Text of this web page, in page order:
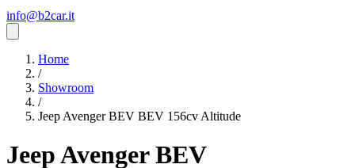
info@b2car.it
Home
/
Showroom
/
Jeep Avenger BEV BEV 156cv Altitude
Jeep Avenger BEV